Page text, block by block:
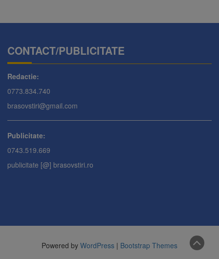
CONTACT/PUBLICITATE
Redactie:
0773.834.740
brasovstiri@gmail.com
Publicitate:
0743.519.669
publicitate [@] brasovstiri.ro
Powered by WordPress | Bootstrap Themes